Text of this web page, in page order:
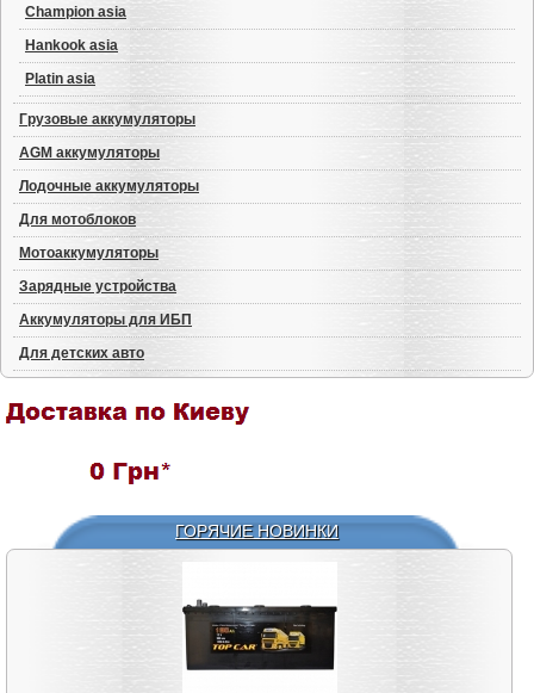
Champion asia
Hankook asia
Platin asia
Грузовые аккумуляторы
AGM аккумуляторы
Лодочные аккумуляторы
Для мотоблоков
Мотоаккумуляторы
Зарядные устройства
Аккумуляторы для ИБП
Для детских авто
ГОРЯЧИЕ НОВИНКИ